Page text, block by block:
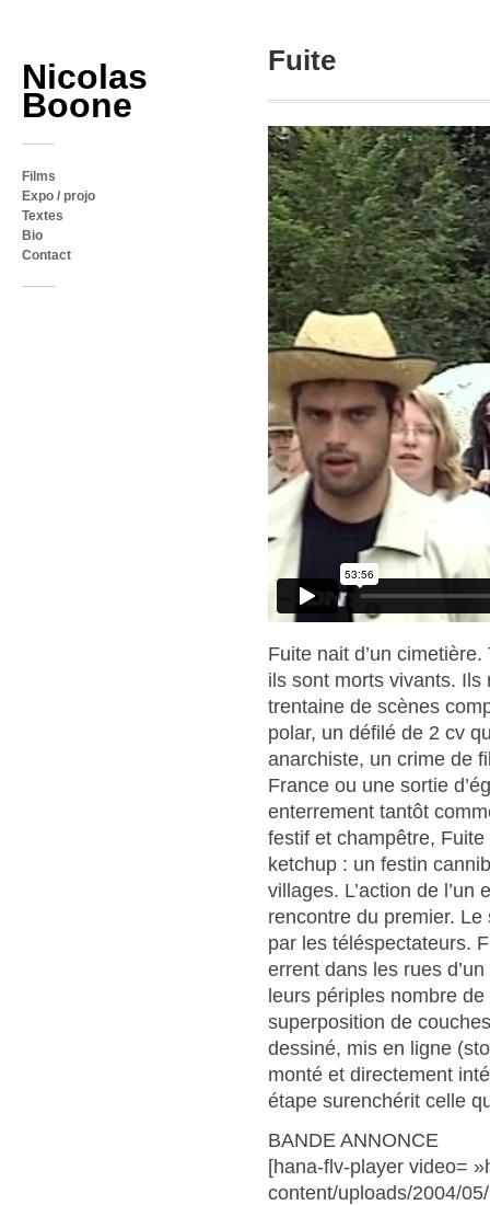
Nicolas
Boone
Films
Expo / projo
Textes
Bio
Contact
Fuite
Fuite nait d’un
ils sont morts vivants.
trentaine de scènes
polar, un défilé de 2 cv
anarchiste, un crime de
France ou une sortie
enterrement tantôt
festif et champêtre,
ketchup : un festin
villages. L’action de l’un
rencontre du premier.
par les téléspectateurs.
errent dans les rues
leurs périples nombre
superposition de
dessiné, mis en ligne
monté et directement
étape surenchérit celle
BANDE ANNONCE
[hana-flv-player video=
content/uploads/2004/